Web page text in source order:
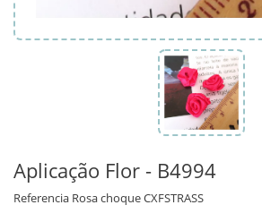
Aplicação Flor - B4994
Referencia Rosa choque CXFSTRASS